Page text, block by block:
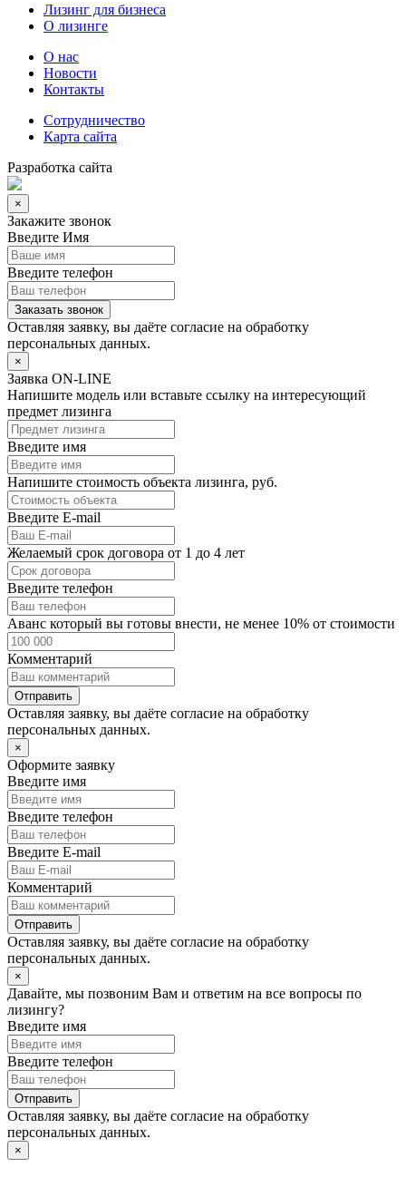
Лизинг для бизнеса
О лизинге
О нас
Новости
Контакты
Сотрудничество
Карта сайта
Разработка сайта
×
Закажите звонок
Введите Имя
Введите телефон
Заказать звонок
Оставляя заявку, вы даёте согласие на обработку
персональных данных.
×
Заявка ON-LINE
Напишите модель или вставьте ссылку на интересующий
предмет лизинга
Введите имя
Напишите стоимость объекта лизинга, руб.
Введите E-mail
Желаемый срок договора от 1 до 4 лет
Введите телефон
Аванс который вы готовы внести, не менее 10% от стоимости
Комментарий
Отправить
Оставляя заявку, вы даёте согласие на обработку
персональных данных.
×
Оформите заявку
Введите имя
Введите телефон
Введите E-mail
Комментарий
Отправить
Оставляя заявку, вы даёте согласие на обработку
персональных данных.
×
Давайте, мы позвоним Вам и ответим на все вопросы по
лизингу?
Введите имя
Введите телефон
Отправить
Оставляя заявку, вы даёте согласие на обработку
персональных данных.
×